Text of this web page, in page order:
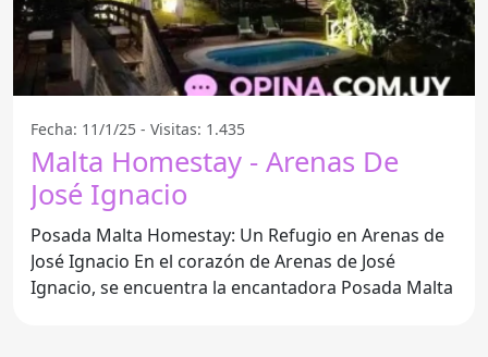
Fecha: 11/1/25 - Visitas: 1.435
Malta Homestay - Arenas De
José Ignacio
Posada Malta Homestay: Un Refugio en Arenas de
José Ignacio En el corazón de Arenas de José
Ignacio, se encuentra la encantadora Posada Malta